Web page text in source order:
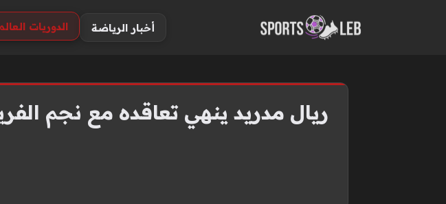
أخبار الرياضة الدوريات
ريال مدريد ينهي تعاقده مع نجم